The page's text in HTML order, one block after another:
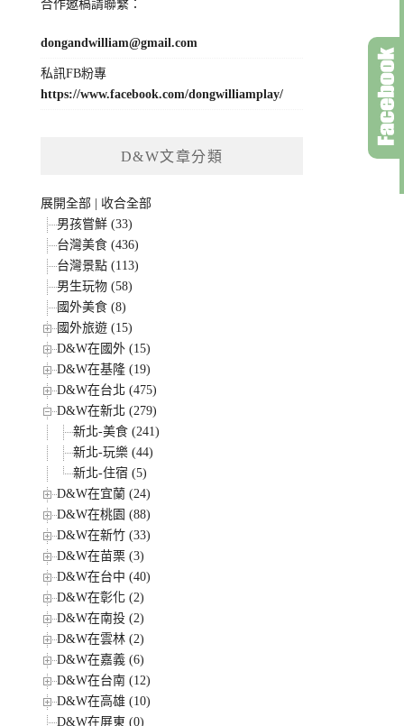
合作邀稿請聯繫：
dongandwilliam@gmail.com
私訊FB粉專
https://www.facebook.com/dongwilliamplay/
D&W文章分類
展開全部
收合全部
男孩嘗鮮 (33)
台灣美食 (436)
台灣景點 (113)
男生玩物 (58)
國外美食 (8)
國外旅遊 (15)
D&W在國外 (15)
D&W在基隆 (19)
D&W在台北 (475)
D&W在新北 (279)
新北-美食 (241)
新北-玩樂 (44)
新北-住宿 (5)
D&W在宜蘭 (24)
D&W在桃園 (88)
D&W在新竹 (33)
D&W在苗栗 (3)
D&W在台中 (40)
D&W在彰化 (2)
D&W在南投 (2)
D&W在雲林 (2)
D&W在嘉義 (6)
D&W在台南 (12)
D&W在高雄 (10)
D&W在屏東 (0)